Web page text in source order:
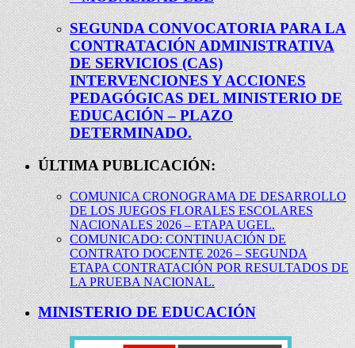
SEGUNDA CONVOCATORIA PARA LA
CONTRATACIÓN ADMINISTRATIVA
DE SERVICIOS (CAS)
INTERVENCIONES Y ACCIONES
PEDAGÓGICAS DEL MINISTERIO DE
EDUCACIÓN – PLAZO
DETERMINADO.
ÚLTIMA PUBLICACIÓN:
COMUNICA CRONOGRAMA DE DESARROLLO
DE LOS JUEGOS FLORALES ESCOLARES
NACIONALES 2026 – ETAPA UGEL.
COMUNICADO: CONTINUACIÓN DE
CONTRATO DOCENTE 2026 – SEGUNDA
ETAPA CONTRATACIÓN POR RESULTADOS DE
LA PRUEBA NACIONAL.
MINISTERIO DE EDUCACIÓN